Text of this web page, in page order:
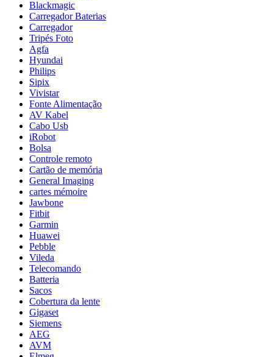
Blackmagic
Carregador Baterias
Carregador
Tripés Foto
Agfa
Hyundai
Philips
Sipix
Vivistar
Fonte Alimentação
AV Kabel
Cabo Usb
iRobot
Bolsa
Controle remoto
Cartão de memória
General Imaging
cartes mémoire
Jawbone
Fitbit
Garmin
Huawei
Pebble
Vileda
Telecomando
Batteria
Sacos
Cobertura da lente
Gigaset
Siemens
AEG
AVM